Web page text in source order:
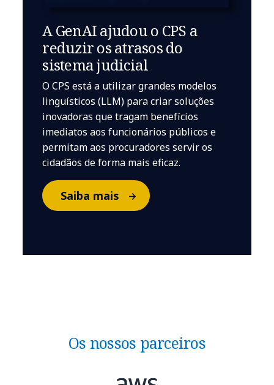
A GenAI ajudou o CPS a
reduzir os atrasos do
sistema judicial
O CPS está a utilizar grandes modelos
linguísticos (LLM) para criar soluções
inovadoras que tragam benefícios
imediatos aos funcionários públicos e
permitam aos procuradores servir os
cidadãos de forma mais eficaz.
Saiba mais
Os nossos parceiros